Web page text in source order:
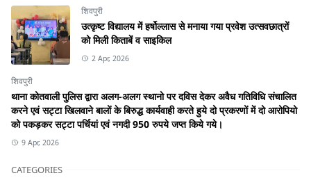
शिवपुरी
उत्कृष्ट विद्यालय में हर्षोल्लास से मनाया गया प्रवेश उत्सवछात्रों
को मिली किताबें व साइकिल
2 Apr, 2026
शिवपुरी
थाना कोतवाली पुलिस द्वारा अलग-अलग स्थानो पर दविस देकर अवैध गतिविधि संचालित
करने एवं सट्टा खिलवाने बालों के बिरुद्ध कार्यवाही करते हुये दो प्रकरणों में दो आरोपियो
को पकड़कर सट्टा पर्चियां एवं नगदी 950 रुपये जप्त किये गये।
9 Apr, 2026
CATEGORIES